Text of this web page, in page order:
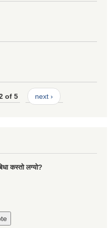
of 5 next ›
कस्तो लग्यो?